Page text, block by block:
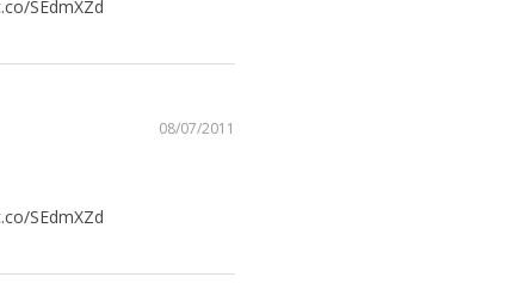
SEdmXZd
08/07/2011
SEdmXZd